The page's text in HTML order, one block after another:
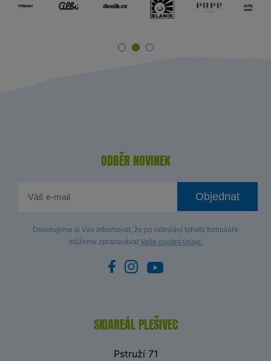
ODBĚR NOVINEK
Objednat
Dovolujeme si Vás informovat, že po odeslání tohoto formuláře
můžeme zpracovávat Vaše osobní údaje.
SKIAREÁL PLEŠIVEC
Pstruží 71